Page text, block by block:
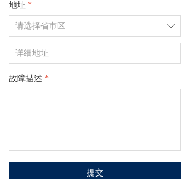
地址 *
ꄳ
故障描述 *
提交